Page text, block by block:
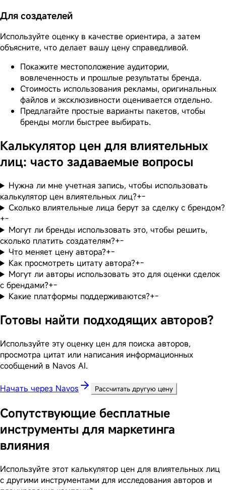
Для создателей
Используйте оценку в качестве ориентира, а затем
объясните, что делает вашу цену справедливой.
Покажите местоположение аудитории,
вовлеченность и прошлые результаты бренда.
Стоимость использования рекламы, оригинальных
файлов и эксклюзивности оценивается отдельно.
Предлагайте простые варианты пакетов, чтобы
бренды могли быстрее выбирать.
Калькулятор цен для влиятельных
лиц: часто задаваемые вопросы
Нужна ли мне учетная запись, чтобы использовать
калькулятор цен влиятельных лиц?+-
Сколько влиятельные лица берут за сделку с брендом?
+-
Могут ли бренды использовать это, чтобы решить,
сколько платить создателям?+-
Что меняет цену автора?+-
Как просмотреть цитату автора?+-
Могут ли авторы использовать это для оценки сделок
с брендами?+-
Какие платформы поддерживаются?+-
Готовы найти подходящих авторов?
Используйте эту оценку цен для поиска авторов,
просмотра цитат или написания информационных
сообщений в Navos AI.
Начать через Navos Рассчитать другую цену
Сопутствующие бесплатные
инструменты для маркетинга
влияния
Используйте этот калькулятор цен для влиятельных лиц
с другими инструментами для исследования авторов и